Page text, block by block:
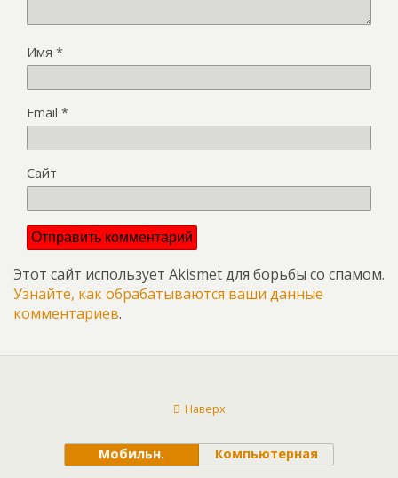
Имя *
Email *
Сайт
Этот сайт использует Akismet для борьбы со спамом.
Узнайте, как обрабатываются ваши данные
комментариев.
Наверх
Мобильн. Компьютерная